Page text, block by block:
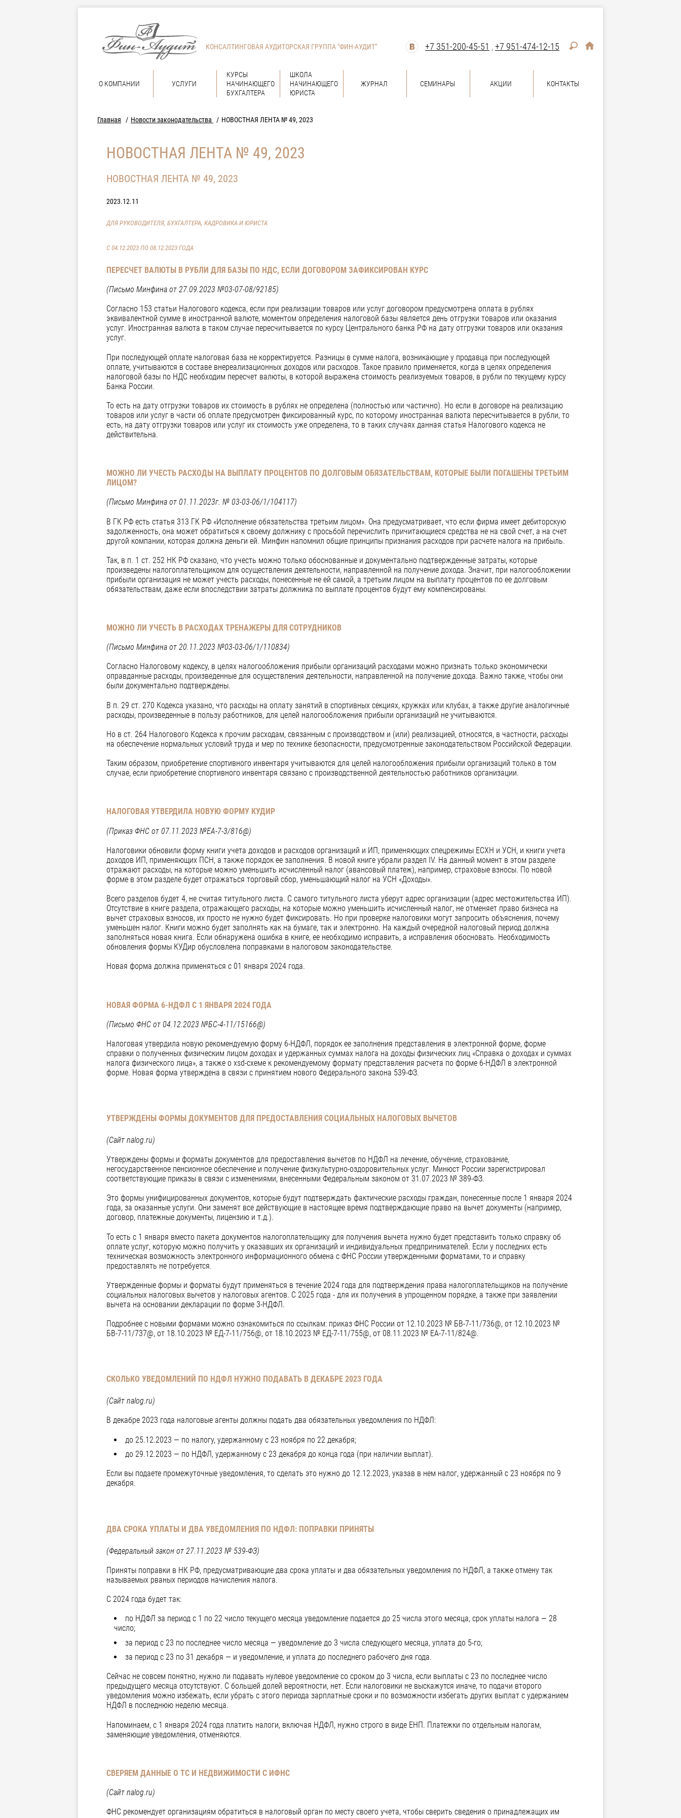
КОНСАЛТИНГОВАЯ АУДИТОРСКАЯ ГРУППА "ФИН-АУДИТ" +7 351-200-45-51 ,+7 951-474-12-15
О КОМПАНИИ УСЛУГИ
КУРСЫ
НАЧИНАЮЩЕГО
БУХГАЛТЕРА
ШКОЛА
НАЧИНАЮЩЕГО
ЮРИСТА
ЖУРНАЛ СЕМИНАРЫ АКЦИИ КОНТАКТЫ
Главная Новости законодательства НОВОСТНАЯ ЛЕНТА № 49, 2023
НОВОСТНАЯ ЛЕНТА № 49, 2023
НОВОСТНАЯ ЛЕНТА № 49, 2023
2023.12.11
ДЛЯ РУКОВОДИТЕЛЯ, БУХГАЛТЕРА, КАДРОВИКА И ЮРИСТА
С 04.12.2023 ПО 08.12.2023 ГОДА
ПЕРЕСЧЕТ ВАЛЮТЫ В РУБЛИ ДЛЯ БАЗЫ ПО НДС, ЕСЛИ ДОГОВОРОМ ЗАФИКСИРОВАН КУРС
(Письмо Минфина от 27.09.2023 №03-07-08/92185)
Согласно 153 статьи Налогового кодекса, если при реализации товаров или услуг договором предусмотрена оплата в рублях
эквивалентной сумме в иностранной валюте, моментом определения налоговой базы является день отгрузки товаров или оказания
услуг. Иностранная валюта в таком случае пересчитывается по курсу Центрального банка РФ на дату отгрузки товаров или оказания
услуг.
При последующей оплате налоговая база не корректируется. Разницы в сумме налога, возникающие у продавца при последующей
оплате, учитываются в составе внереализационных доходов или расходов. Такое правило применяется, когда в целях определения
налоговой базы по НДС необходим пересчет валюты, в которой выражена стоимость реализуемых товаров, в рубли по текущему курсу
Банка России.
То есть на дату отгрузки товаров их стоимость в рублях не определена (полностью или частично). Но если в договоре на реализацию
товаров или услуг в части об оплате предусмотрен фиксированный курс, по которому иностранная валюта пересчитывается в рубли, то
есть, на дату отгрузки товаров или услуг их стоимость уже определена, то в таких случаях данная статья Налогового кодекса не
действительна.
МОЖНО ЛИ УЧЕСТЬ РАСХОДЫ НА ВЫПЛАТУ ПРОЦЕНТОВ ПО ДОЛГОВЫМ ОБЯЗАТЕЛЬСТВАМ, КОТОРЫЕ БЫЛИ ПОГАШЕНЫ ТРЕТЬИМ
ЛИЦОМ?
(Письмо Минфина от 01.11.2023г. № 03-03-06/1/104117)
В ГК РФ есть статья 313 ГК РФ «Исполнение обязательства третьим лицом». Она предусматривает, что если фирма имеет дебиторскую
задолженность, она может обратиться к своему должнику с просьбой перечислить причитающиеся средства не на свой счет, а на счет
другой компании, которая должна деньги ей. Минфин напомнил общие принципы признания расходов при расчете налога на прибыль.
Так, в п. 1 ст. 252 НК РФ сказано, что учесть можно только обоснованные и документально подтвержденные затраты, которые
произведены налогоплательщиком для осуществления деятельности, направленной на получение дохода. Значит, при налогообложении
прибыли организация не может учесть расходы, понесенные не ей самой, а третьим лицом на выплату процентов по ее долговым
обязательствам, даже если впоследствии затраты должника по выплате процентов будут ему компенсированы.
МОЖНО ЛИ УЧЕСТЬ В РАСХОДАХ ТРЕНАЖЕРЫ ДЛЯ СОТРУДНИКОВ
(Письмо Минфина от 20.11.2023 №03-03-06/1/110834)
Согласно Налоговому кодексу, в целях налогообложения прибыли организаций расходами можно признать только экономически
оправданные расходы, произведенные для осуществления деятельности, направленной на получение дохода. Важно также, чтобы они
были документально подтверждены.
В п. 29 ст. 270 Кодекса указано, что расходы на оплату занятий в спортивных секциях, кружках или клубах, а также другие аналогичные
расходы, произведенные в пользу работников, для целей налогообложения прибыли организаций не учитываются.
Но в ст. 264 Налогового Кодекса к прочим расходам, связанным с производством и (или) реализацией, относятся, в частности, расходы
на обеспечение нормальных условий труда и мер по технике безопасности, предусмотренные законодательством Российской Федерации.
Таким образом, приобретение спортивного инвентаря учитываются для целей налогообложения прибыли организаций только в том
случае, если приобретение спортивного инвентаря связано с производственной деятельностью работников организации.
НАЛОГОВАЯ УТВЕРДИЛА НОВУЮ ФОРМУ КУДИР
(Приказ ФНС от 07.11.2023 №ЕА-7-3/816@)
Налоговики обновили форму книги учета доходов и расходов организаций и ИП, применяющих спецрежимы ЕСХН и УСН, и книги учета
доходов ИП, применяющих ПСН, а также порядок ее заполнения. В новой книге убрали раздел IV. На данный момент в этом разделе
отражают расходы, на которые можно уменьшить исчисленный налог (авансовый платеж), например, страховые взносы. По новой
форме в этом разделе будет отражаться торговый сбор, уменьшающий налог на УСН «Доходы».
Всего разделов будет 4, не считая титульного листа. С самого титульного листа уберут адрес организации (адрес местожительства ИП).
Отсутствие в книге раздела, отражающего расходы, на которые можно уменьшить исчисленный налог, не отменяет право бизнеса на
вычет страховых взносов, их просто не нужно будет фиксировать. Но при проверке налоговики могут запросить объяснения, почему
уменьшен налог. Книги можно будет заполнять как на бумаге, так и электронно. На каждый очередной налоговый период должна
заполняться новая книга. Если обнаружена ошибка в книге, ее необходимо исправить, а исправления обосновать. Необходимость
обновления формы КУДир обусловлена поправками в налоговом законодательстве.
Новая форма должна применяться с 01 января 2024 года.
НОВАЯ ФОРМА 6-НДФЛ С 1 ЯНВАРЯ 2024 ГОДА
(Письмо ФНС от 04.12.2023 №БС-4-11/15166@)
Налоговая утвердила новую рекомендуемую форму 6-НДФЛ, порядок ее заполнения представления в электронной форме, форме
справки о полученных физическим лицом доходах и удержанных суммах налога на доходы физических лиц «Справка о доходах и суммах
налога физического лица», а также о xsd-схеме к рекомендуемому формату представления расчета по форме 6-НДФЛ в электронной
форме. Новая форма утверждена в связи с принятием нового Федерального закона 539-ФЗ.
УТВЕРЖДЕНЫ ФОРМЫ ДОКУМЕНТОВ ДЛЯ ПРЕДОСТАВЛЕНИЯ СОЦИАЛЬНЫХ НАЛОГОВЫХ ВЫЧЕТОВ
(Сайт nalog.ru)
Утверждены формы и форматы документов для предоставления вычетов по НДФЛ на лечение, обучение, страхование,
негосударственное пенсионное обеспечение и получение физкультурно-оздоровительных услуг. Минюст России зарегистрировал
соответствующие приказы в связи с изменениями, внесенными Федеральным законом от 31.07.2023 № 389-ФЗ.
Это формы унифицированных документов, которые будут подтверждать фактические расходы граждан, понесенные после 1 января 2024
года, за оказанные услуги. Они заменят все действующие в настоящее время подтверждающие право на вычет документы (например,
договор, платежные документы, лицензию и т.д.).
То есть с 1 января вместо пакета документов налогоплательщику для получения вычета нужно будет представить только справку об
оплате услуг, которую можно получить у оказавших их организаций и индивидуальных предпринимателей. Если у последних есть
техническая возможность электронного информационного обмена с ФНС России утвержденными форматами, то и справку
предоставлять не потребуется.
Утвержденные формы и форматы будут применяться в течение 2024 года для подтверждения права налогоплательщиков на получение
социальных налоговых вычетов у налоговых агентов. С 2025 года - для их получения в упрощенном порядке, а также при заявлении
вычета на основании декларации по форме 3-НДФЛ.
Подробнее с новыми формами можно ознакомиться по ссылкам: приказ ФНС России от 12.10.2023 № БВ-7-11/736@, от 12.10.2023 №
БВ-7-11/737@, от 18.10.2023 № ЕД-7-11/756@, от 18.10.2023 № ЕД-7-11/755@, от 08.11.2023 № ЕА-7-11/824@.
СКОЛЬКО УВЕДОМЛЕНИЙ ПО НДФЛ НУЖНО ПОДАВАТЬ В ДЕКАБРЕ 2023 ГОДА
(Сайт nalog.ru)
В декабре 2023 года налоговые агенты должны подать два обязательных уведомления по НДФЛ:
до 25.12.2023 — по налогу, удержанному с 23 ноября по 22 декабря;
до 29.12.2023 — по НДФЛ, удержанному с 23 декабря до конца года (при наличии выплат).
Если вы подаете промежуточные уведомления, то сделать это нужно до 12.12.2023, указав в нем налог, удержанный с 23 ноября по 9
декабря.
ДВА СРОКА УПЛАТЫ И ДВА УВЕДОМЛЕНИЯ ПО НДФЛ: ПОПРАВКИ ПРИНЯТЫ
(Федеральный закон от 27.11.2023 № 539-ФЗ)
Приняты поправки в НК РФ, предусматривающие два срока уплаты и два обязательных уведомления по НДФЛ, а также отмену так
называемых рваных периодов начисления налога.
С 2024 года будет так:
по НДФЛ за период с 1 по 22 число текущего месяца уведомление подается до 25 числа этого месяца, срок уплаты налога — 28
число;
за период с 23 по последнее число месяца — уведомление до 3 числа следующего месяца, уплата до 5-го;
за период с 23 по 31 декабря — и уведомление, и уплата до последнего рабочего дня года.
Сейчас не совсем понятно, нужно ли подавать нулевое уведомление со сроком до 3 числа, если выплаты с 23 по последнее число
предыдущего месяца отсутствуют. С большей долей вероятности, нет. Если налоговики не выскажутся иначе, то подачи второго
уведомления можно избежать, если убрать с этого периода зарплатные сроки и по возможности избегать других выплат с удержанием
НДФЛ в последнюю неделю месяца.
Напоминаем, с 1 января 2024 года платить налоги, включая НДФЛ, нужно строго в виде ЕНП. Платежки по отдельным налогам,
заменяющие уведомления, отменяются.
СВЕРЯЕМ ДАННЫЕ О ТС И НЕДВИЖИМОСТИ С ИФНС
(Сайт nalog.ru)
ФНС рекомендует организациям обратиться в налоговый орган по месту своего учета, чтобы сверить сведения о принадлежащих им